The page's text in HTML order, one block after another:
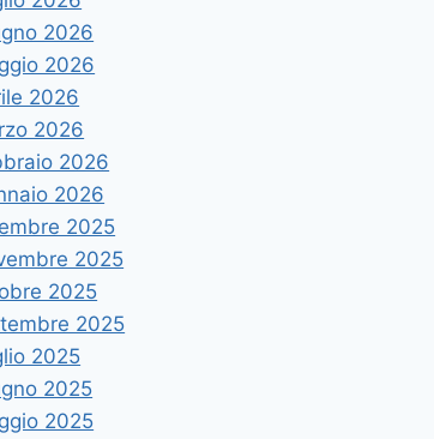
2026
2026
2026
2026
2026
2026
2025
2025
2025
2025
2025
2025
2025